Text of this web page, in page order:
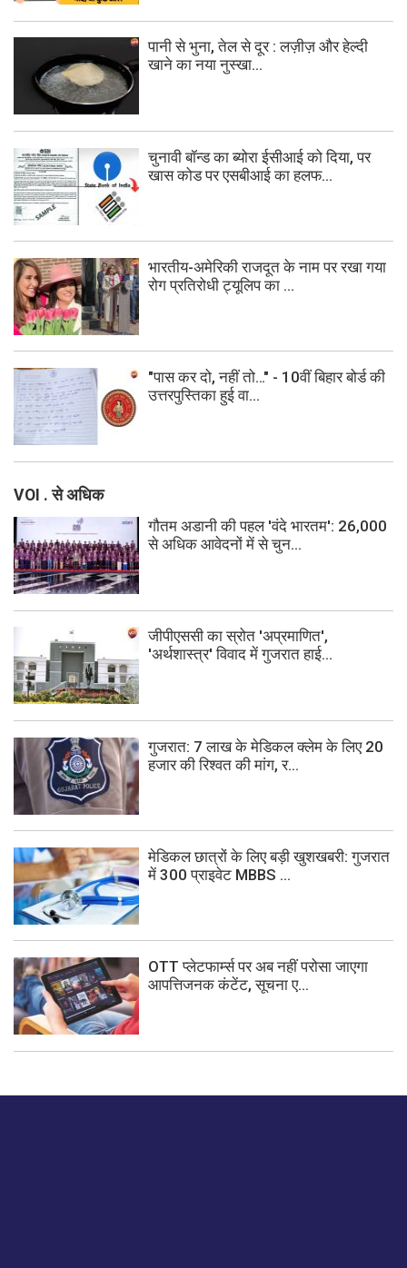
पानी से भुना, तेल से दूर : लज़ीज़ और हेल्दी
खाने का नया नुस्खा...
चुनावी बॉन्ड का ब्योरा ईसीआई को दिया, पर
खास कोड पर एसबीआई का हलफ...
भारतीय-अमेरिकी राजदूत के नाम पर रखा गया
रोग प्रतिरोधी ट्यूलिप का ...
"पास कर दो, नहीं तो…" - 10वीं बिहार बोर्ड की
उत्तरपुस्तिका हुई वा...
VOI . से अधिक
गौतम अडानी की पहल 'वंदे भारतम': 26,000
से अधिक आवेदनों में से चुन...
जीपीएससी का स्रोत 'अप्रमाणित',
'अर्थशास्त्र' विवाद में गुजरात हाई...
गुजरात: 7 लाख के मेडिकल क्लेम के लिए 20
हजार की रिश्वत की मांग, र...
मेडिकल छात्रों के लिए बड़ी खुशखबरी: गुजरात
में 300 प्राइवेट MBBS ...
OTT प्लेटफार्म्स पर अब नहीं परोसा जाएगा
आपत्तिजनक कंटेंट, सूचना ए...